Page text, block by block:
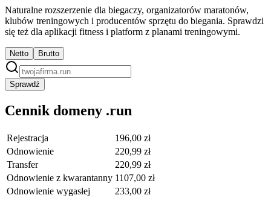
Naturalne rozszerzenie dla biegaczy, organizatorów maratonów,
klubów treningowych i producentów sprzętu do biegania. Sprawdzi
się też dla aplikacji fitness i platform z planami treningowymi.
Netto Brutto
Sprawdź
Cennik domeny .run
Rejestracja
196,00 zł
Odnowienie
220,99 zł
Transfer
220,99 zł
Odnowienie z kwarantanny 1107,00 zł
Odnowienie wygasłej
233,00 zł